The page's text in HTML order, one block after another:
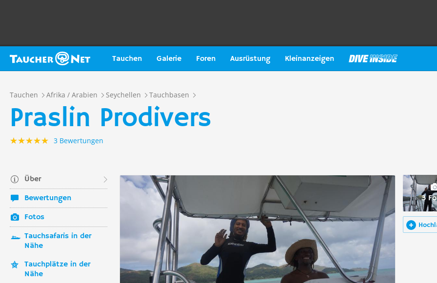
Tauchen Galerie Foren Ausrüstung Kleinanzeigen
Tauchen Afrika / Arabien Seychellen Tauchbasen
Praslin Prodivers
3 Bewertungen
Über
Bewertungen
Fotos
Tauchsafaris in der
Nähe
Tauchplätze in der
Nähe
3